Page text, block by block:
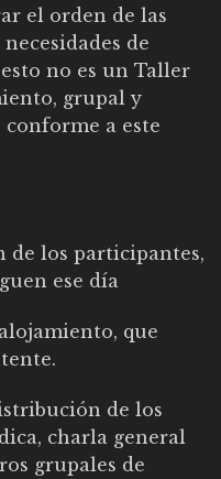
el orden de las
de
no es un Taller
grupal y
a este
de los participantes,
ese día
que
de los
charla general
grupales de